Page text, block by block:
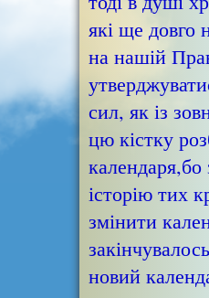
які ще довго
на нашій
сил, як із
цю кістку
історію тих
змінити
новий